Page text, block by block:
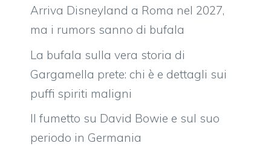
Arriva Disneyland a Roma nel 2027,
ma i rumors sanno di bufala
La bufala sulla vera storia di
Gargamella prete: chi è e dettagli sui
puffi spiriti maligni
Il fumetto su David Bowie e sul suo
periodo in Germania